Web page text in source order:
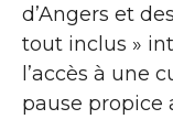
d’Angers et
tout inclus »
l’accès à une
pause propice